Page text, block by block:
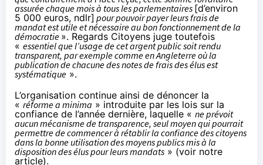
assurée chaque mois à tous les parlementaires [d’environ
5 000 euros, ndlr] pour pouvoir payer leurs frais de
mandat est utile et nécessaire au bon fonctionnement de la
démocratie ». Regards Citoyens juge toutefois
« essentiel que l’usage de cet argent public soit rendu
transparent, par exemple comme en Angleterre où la
publication de chacune des notes de frais des élus est
systématique ».
L’organisation continue ainsi de dénoncer la
« réforme a minima » introduite par les lois sur la
confiance de l’année dernière, laquelle « ne prévoit
aucun mécanisme de transparence, seul moyen qui pourrait
permettre de commencer à rétablir la confiance des citoyens
dans la bonne utilisation des moyens publics mis à la
disposition des élus pour leurs mandats » (voir notre
article).